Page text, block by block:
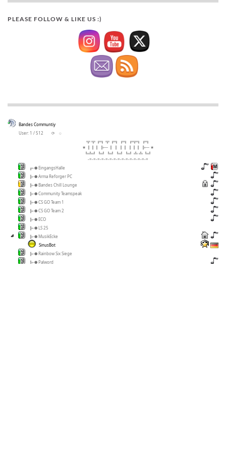
PLEASE FOLLOW & LIKE US :)
Bandes Communtiy
User: 1 / 512
⟳
◌
╦ ╦ ╔╗ ╦ ╔╗ ╔╗ ╔╦╗ ╔╗
★ ║║║ ╠─ ║ ║ ║║ ║║║ ╠─ ★
╚╩╝ ╚╝ ╚╝ ╚╝ ╚╝ ╩ ╩ ╚╝
-=-=-=-=-=-=-=-=-=-=-=-=-=-=-=
╔-● EingangsHalle
╠-● Arma Reforger PC
╠-● Bandes Chill Lounge
╠-● Community Teamspeak
╠-● CS GO Team 1
╠-● CS GO Team 2
╠-● ECO
╠-● LS 25
╠-● MusikEcke
SinusBot
╠-● Rainbow Six Siege
╠-● Palword